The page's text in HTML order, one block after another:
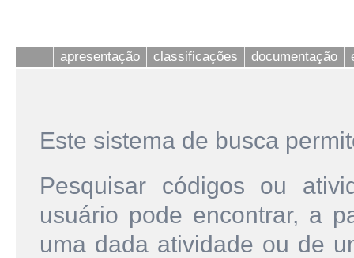
apresentação classificações documentação
Este sistema de busca
Pesquisar códigos ou
usuário pode encontrar, a
uma dada atividade ou de